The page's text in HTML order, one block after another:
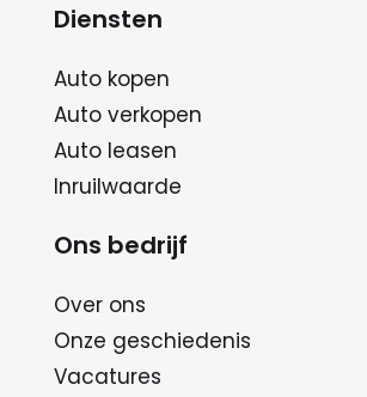
Diensten
Auto kopen
Auto verkopen
Auto leasen
Inruilwaarde
Ons bedrijf
Over ons
Onze geschiedenis
Vacatures